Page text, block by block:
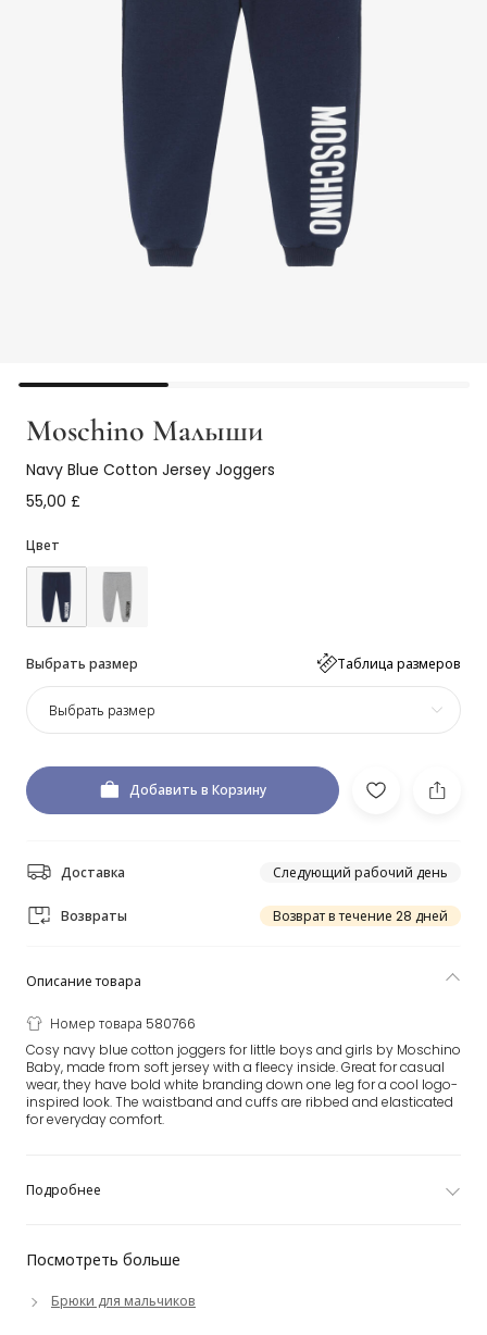
Moschino Малыши
Navy Blue Cotton Jersey Joggers
55,00 £
Цвет
Выбрать размер Таблица размеров
Выбрать размер
Добавить в Корзину
Доставка Следующий рабочий день
Возвраты Возврат в течение 28 дней
Посмотреть больше
Брюки для мальчиков
Описание товара
Номер товара 580766
Cosy navy blue cotton joggers for little boys and girls by Moschino
Baby, made from soft jersey with a fleecy inside. Great for casual
wear, they have bold white branding down one leg for a cool logo-
inspired look. The waistband and cuffs are ribbed and elasticated
for everyday comfort.
Подробнее